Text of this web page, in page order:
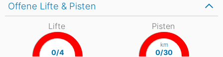
Offene Lifte & Pisten
Lifte
0/4
Pisten
km
0/30